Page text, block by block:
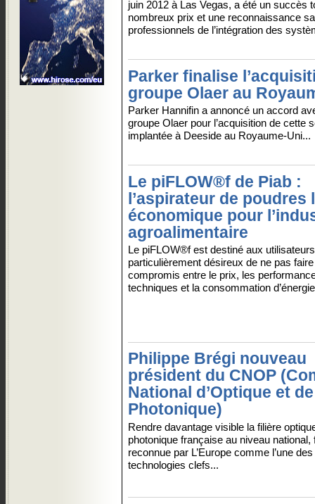
juin 2012 à Las Vegas, a été un succès
nombreux prix et une reconnaissance
professionnels de l’intégration des
Parker finalise
groupe Olaer au
Parker Hannifin a annoncé un accord
groupe Olaer pour l’acquisition de cette
implantée à Deeside au Royaume-Uni...
Le piFLOW®f de Piab :
l’aspirateur de poudres
économique pour
agroalimentaire
Le piFLOW®f est destiné aux utilisateurs
particulièrement désireux de ne pas
compromis entre le prix, les
techniques et la consommation
Philippe Brégi nouveau
président du CNOP
National d’Optique et de
Photonique)
Rendre davantage visible la filière
photonique française au niveau national,
reconnue par L’Europe comme l’une
technologies clefs...